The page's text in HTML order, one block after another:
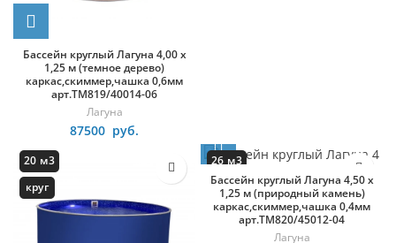
Бассейн круглый Лагуна 4,00 х
1,25 м (темное дерево)
каркас,скиммер,чашка 0,6мм
арт.ТМ819/40014-06
Лагуна
87500 руб.
20 м3
круг
26 м3
круг
Бассейн круглый Лагуна 4,50 х
1,25 м (природный камень)
каркас,скиммер,чашка 0,4мм
арт.ТМ820/45012-04
Лагуна